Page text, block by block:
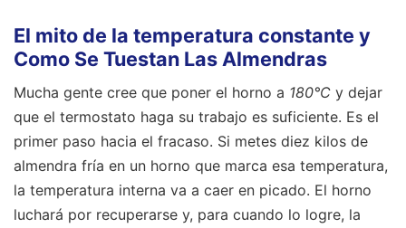
El mito de la temperatura constante y
Como Se Tuestan Las Almendras
Mucha gente cree que poner el horno a 180°C y dejar
que el termostato haga su trabajo es suficiente. Es el
primer paso hacia el fracaso. Si metes diez kilos de
almendra fría en un horno que marca esa temperatura,
la temperatura interna va a caer en picado. El horno
luchará por recuperarse y, para cuando lo logre, la